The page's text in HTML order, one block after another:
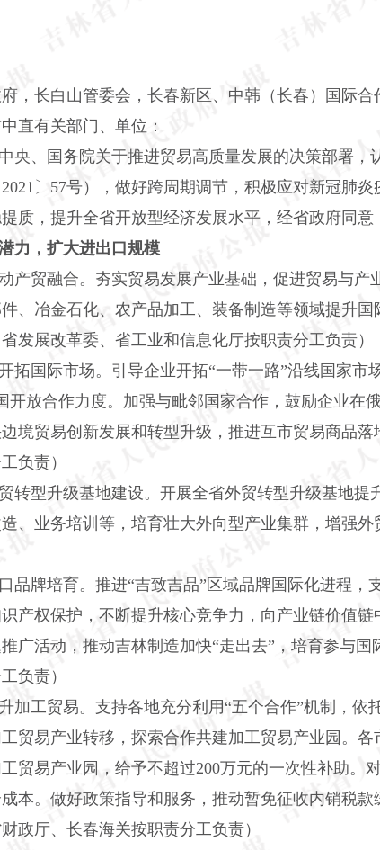
，长白山管委会，长春新区、中韩（长春）国际
直有关部门、单位：
央、国务院关于推进贸易高质量发展的决策部署
〕57号），做好跨周期调节，积极应对新冠肺
质，提升全省开放型经济发展水平，经省政府同意
力，扩大进出口规模
动产贸融合。夯实贸易发展产业基础，促进贸易与
、冶金石化、农产品加工、装备制造等领域提升
发展改革委、省工业和信息化厅按职责分工负责）
开拓国际市场。引导企业开拓“一带一路”沿线国家
开放合作力度。加强与毗邻国家合作，鼓励企业
境贸易创新发展和转型升级，推进互市贸易商品
负责）
贸转型升级基地建设。开展全省外贸转型升级基地
、业务培训等，培育壮大外向型产业集群，增强
口品牌培育。推进“吉致吉品”区域品牌国际化进程
产权保护，不断提升核心竞争力，向产业链价值
广活动，推动吉林制造加快“走出去”，培育参与
负责）
升加工贸易。支持各地充分利用“五个合作”机制，
贸易产业转移，探索合作共建加工贸易产业园。
贸易产业园，给予不超过200万元的一次性补助。
本。做好政策指导和服务，推动暂免征收内销税
政厅、长春海关按职责分工负责）